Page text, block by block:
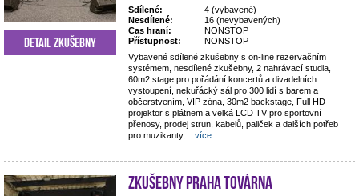
Sdílené:
4 (vybavené)
Nesdílené:
16 (nevybavených)
Čas hraní:
NONSTOP
Přístupnost:
NONSTOP
Vybavené sdílené zkušebny s on-line rezervačním
systémem, nesdílené zkušebny, 2 nahrávací studia,
60m2 stage pro pořádání koncertů a divadelních
vystoupení, nekuřácký sál pro 300 lidí s barem a
občerstvením, VIP zóna, 30m2 backstage, Full HD
projektor s plátnem a velká LCD TV pro sportovní
přenosy, prodej strun, kabelů, paliček a dalších potřeb
pro muzikanty,
více
Detail zkušebny
Zkušebny Praha Továrna